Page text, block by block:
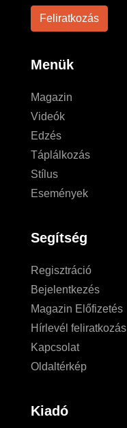
Menük
Magazin
Videók
Edzés
Táplálkozás
Stílus
Események
Segítség
Regisztráció
Bejelentkezés
Magazin Előfizetés
Hírlevél feliratkozás
Kapcsolat
Oldaltérkép
Kiadó